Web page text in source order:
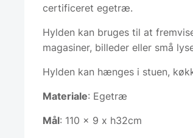
certificeret egetræ.
Hylden kan bruges til at
magasiner, billeder eller små
Hylden kan hænges i stuen,
Materiale: Egetræ
Mål: 110 x 9 x h32cm